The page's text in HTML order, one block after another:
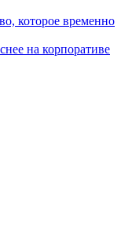
которое временно
на корпоративе